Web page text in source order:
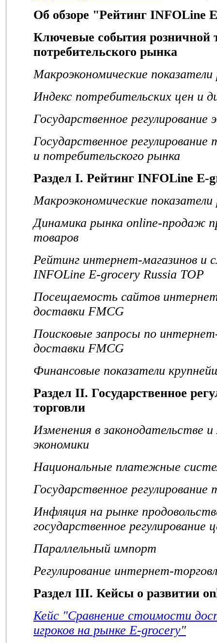
Об обзоре "Рейтинг INFOLine E
Ключевые события розничной
потребительского рынка
Макроэкономические
Индекс потребительских цен и
Государственное регулирование
Государственное
и потребительского рынка
Раздел I. Рейтинг INFOLine E-
Макроэкономические
Динамика рынка online-продаж
товаров
Рейтинг интернет-магазинов и
INFOLine E-grocery Russia TOP
Посещаемость сайтов
доставки FMCG
Поисковые запросы по
доставки FMCG
Финансовые показатели
Раздел II. Государственное
торговли
Изменения в законодательстве
экономики
Национальные платежные
Государственное
Инфляция на рынке
государственное регулирование
Параллельный импорт
Регулирование интернет-
Раздел III. Кейсы о развитии
Кейс "Сравнение стоимости
игроков на рынке E-grocery"